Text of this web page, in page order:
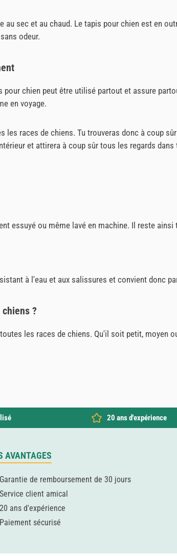
sec et au chaud. Le tapis pour chien est en
odeur.
chien peut être utilisé partout et assure
en voyage.
races de chiens. Tu trouveras donc à coup
et attirera à coup sûr tous les regards dans
essuyé ou même lavé en machine. Il reste
à l'eau et aux salissures et convient donc
?
les races de chiens. Qu'il soit petit, moyen
20 ans d'expérience
AVANTAGES
Garantie de remboursement de 30 jours
Service client amical
20 ans d'expérience
Paiement sécurisé